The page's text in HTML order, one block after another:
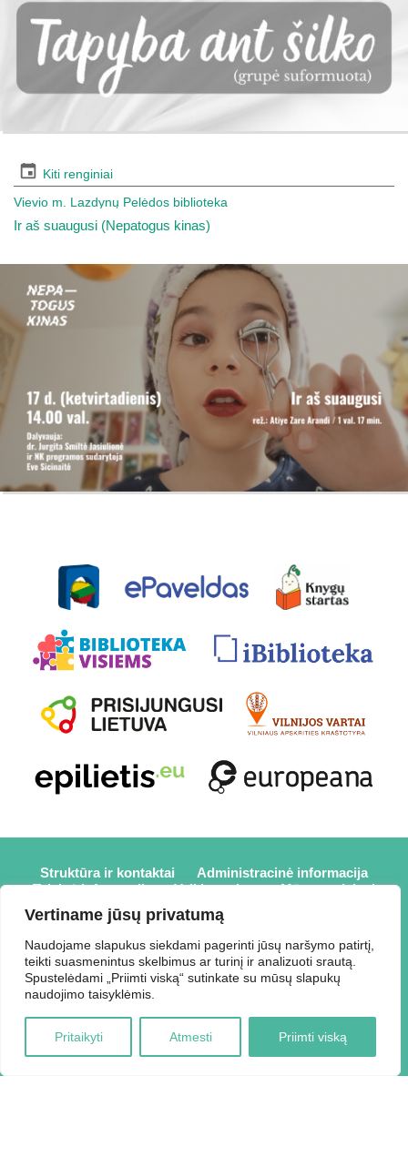
Vertiname jūsų privatumą
Naudojame slapukus siekdami pagerinti jūsų naršymo patirtį,
teikti suasmenintus skelbimus ar turinį ir analizuoti srautą.
Spustelėdami „Priimti viską“ sutinkate su mūsų slapukų
naudojimo taisyklėmis.
Pritaikyti Atmesti Priimti viską
Kiti renginiai
Vievio m. Lazdynų Pelėdos biblioteka
Ir aš suaugusi (Nepatogus kinas)
Struktūra ir kontaktai
Administracinė informacija
Teisinė informacija
Veiklos sritys
Mūsų projektai
Karjera
Partneriai
Prisijungti
2026 © Elektrėnų savivaldybės viešoji biblioteka,
Savivaldybės biudžetinė įstaiga, Draugystės g. 2, LT-26110
Elektrėnai, tel.: +370 648 80 788, el.p.:
Duomenys kaupiami ir saugomi Juridinių asmenų registre,
kodas 188207697.